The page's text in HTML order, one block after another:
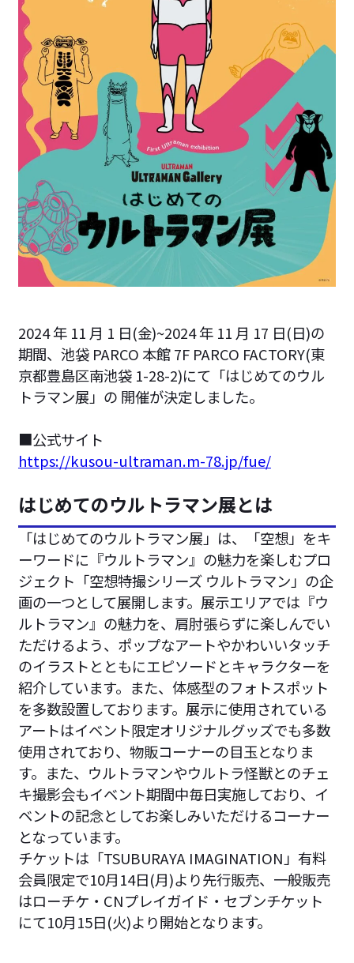
2024 年 11 月 1 日(金)~2024 年 11 月 17 日(日)の
期間、池袋 PARCO 本館 7F PARCO FACTORY(東
京都豊島区南池袋 1-28-2)にて「はじめてのウル
トラマン展」の 開催が決定しました。
■公式サイト
https://kusou-ultraman.m-78.jp/fue/
はじめてのウルトラマン展とは
「はじめてのウルトラマン展」は、「空想」をキ
ーワードに『ウルトラマン』の魅力を楽しむプロ
ジェクト「空想特撮シリーズ ウルトラマン」の企
画の一つとして展開します。展示エリアでは『ウ
ルトラマン』の魅力を、肩肘張らずに楽しんでい
ただけるよう、ポップなアートやかわいいタッチ
のイラストとともにエピソードとキャラクターを
紹介しています。また、体感型のフォトスポット
を多数設置しております。展示に使用されている
アートはイベント限定オリジナルグッズでも多数
使用されており、物販コーナーの目玉となりま
す。また、ウルトラマンやウルトラ怪獣とのチェ
キ撮影会もイベント期間中毎日実施しており、イ
ベントの記念としてお楽しみいただけるコーナー
となっています。
チケットは「TSUBURAYA IMAGINATION」有料
会員限定で10月14日(月)より先行販売、一般販売
はローチケ・CNプレイガイド・セブンチケット
にて10月15日(火)より開始となります。